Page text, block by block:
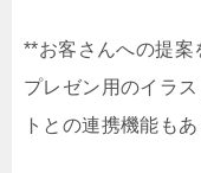
**お客さんへの提案
プレゼン用のイラ
トとの連携機能もあ